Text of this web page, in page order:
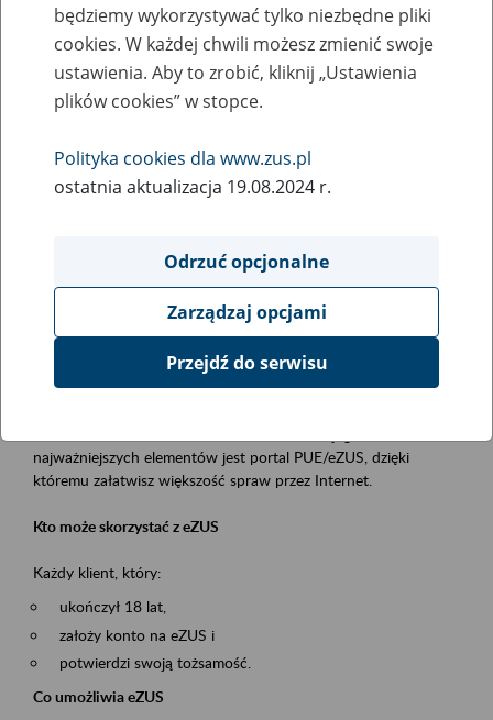
Zaproś ZUS do siebie - zakładanie profili
eZUS w siedzibie Twojej firmy
Rodzaj wydarzenia
Szkolenia
obsługa klientów
Event description
Platforma Usług Elektronicznych ZUS eZUS
najważniejszych elementów jest portal PUE/eZUS, dzięki
któremu załatwisz większość spraw przez Internet.
Kto może skorzystać z eZUS
Każdy klient, który:
ukończył 18 lat,
założy konto na eZUS i
potwierdzi swoją tożsamość.
Co umożliwia eZUS
będziemy wykorzystywać tylko niezbędne pliki
cookies. W każdej chwili możesz zmienić swoje
ustawienia. Aby to zrobić, kliknij „Ustawienia
plików cookies” w stopce.
Polityka cookies dla www.zus.pl
ostatnia aktualizacja 19.08.2024 r.
Odrzuć opcjonalne
Zarządzaj opcjami
Przejdź do serwisu